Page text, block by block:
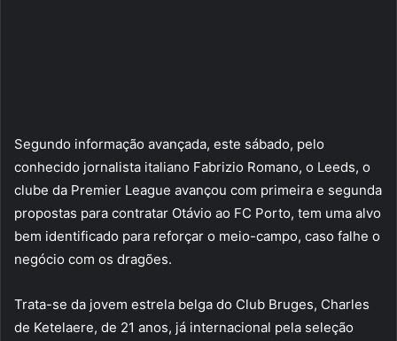
Segundo informação avançada, este sábado, pelo
conhecido jornalista italiano Fabrizio Romano, o Leeds, o
clube da Premier League avançou com primeira e segunda
propostas para contratar Otávio ao FC Porto, tem uma alvo
bem identificado para reforçar o meio-campo, caso falhe o
negócio com os dragões.
Trata-se da jovem estrela belga do Club Bruges, Charles
de Ketelaere, de 21 anos, já internacional pela seleção